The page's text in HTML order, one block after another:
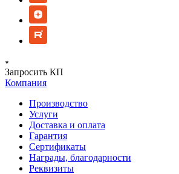
Запросить КП
Компания
Производство
Услуги
Доставка и оплата
Гарантия
Сертификаты
Награды, благодарности
Реквизиты